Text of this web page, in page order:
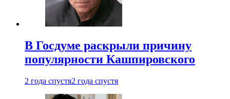
В Госдуме раскрыли причину
популярности Кашпировского
2 года спустя2 года спустя